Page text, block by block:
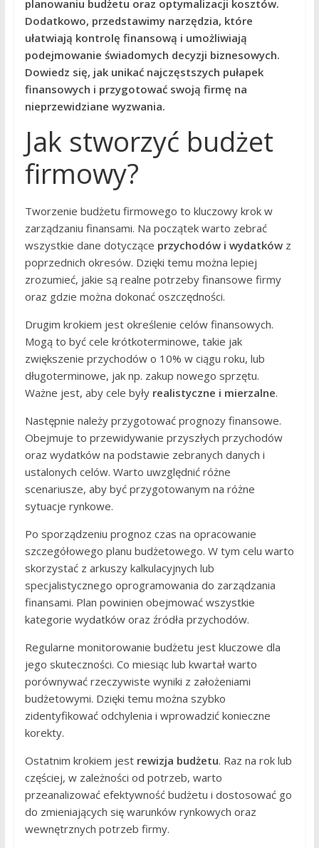
planowaniu budżetu oraz optymalizacji kosztów.
Dodatkowo, przedstawimy narzędzia, które
ułatwiają kontrolę finansową i umożliwiają
podejmowanie świadomych decyzji biznesowych.
Dowiedz się, jak unikać najczęstszych pułapek
finansowych i przygotować swoją firmę na
nieprzewidziane wyzwania.
Jak stworzyć budżet
firmowy?
Tworzenie budżetu firmowego to kluczowy krok w
zarządzaniu finansami. Na początek warto zebrać
wszystkie dane dotyczące przychodów i wydatkówz
poprzednich okresów. Dzięki temu można lepiej
zrozumieć, jakie są realne potrzeby finansowe firmy
oraz gdzie można dokonać oszczędności.
Drugim krokiem jest określenie celów finansowych.
Mogą to być cele krótkoterminowe, takie jak
zwiększenie przychodów o 10% w ciągu roku, lub
długoterminowe, jak np. zakup nowego sprzętu.
Ważne jest, aby cele były realistyczne i mierzalne.
Następnie należy przygotować prognozy finansowe.
Obejmuje to przewidywanie przyszłych przychodów
oraz wydatków na podstawie zebranych danych i
ustalonych celów. Warto uwzględnić różne
scenariusze, aby być przygotowanym na różne
sytuacje rynkowe.
Po sporządzeniu prognoz czas na opracowanie
szczegółowego planu budżetowego. W tym celu warto
skorzystać z arkuszy kalkulacyjnych lub
specjalistycznego oprogramowania do zarządzania
finansami. Plan powinien obejmować wszystkie
kategorie wydatków oraz źródła przychodów.
Regularne monitorowanie budżetu jest kluczowe dla
jego skuteczności. Co miesiąc lub kwartał warto
porównywać rzeczywiste wyniki z założeniami
budżetowymi. Dzięki temu można szybko
zidentyfikować odchylenia i wprowadzić konieczne
korekty.
Ostatnim krokiem jest rewizja budżetu. Raz na rok lub
częściej, w zależności od potrzeb, warto
przeanalizować efektywność budżetu i dostosować go
do zmieniających się warunków rynkowych oraz
wewnętrznych potrzeb firmy.